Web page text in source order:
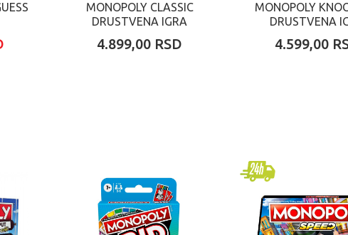
MONOPOLY CLASSIC
DRUSTVENA IGRA
4.899,00 RSD
MONOPOLY
DRUSTVENA
4.599,00